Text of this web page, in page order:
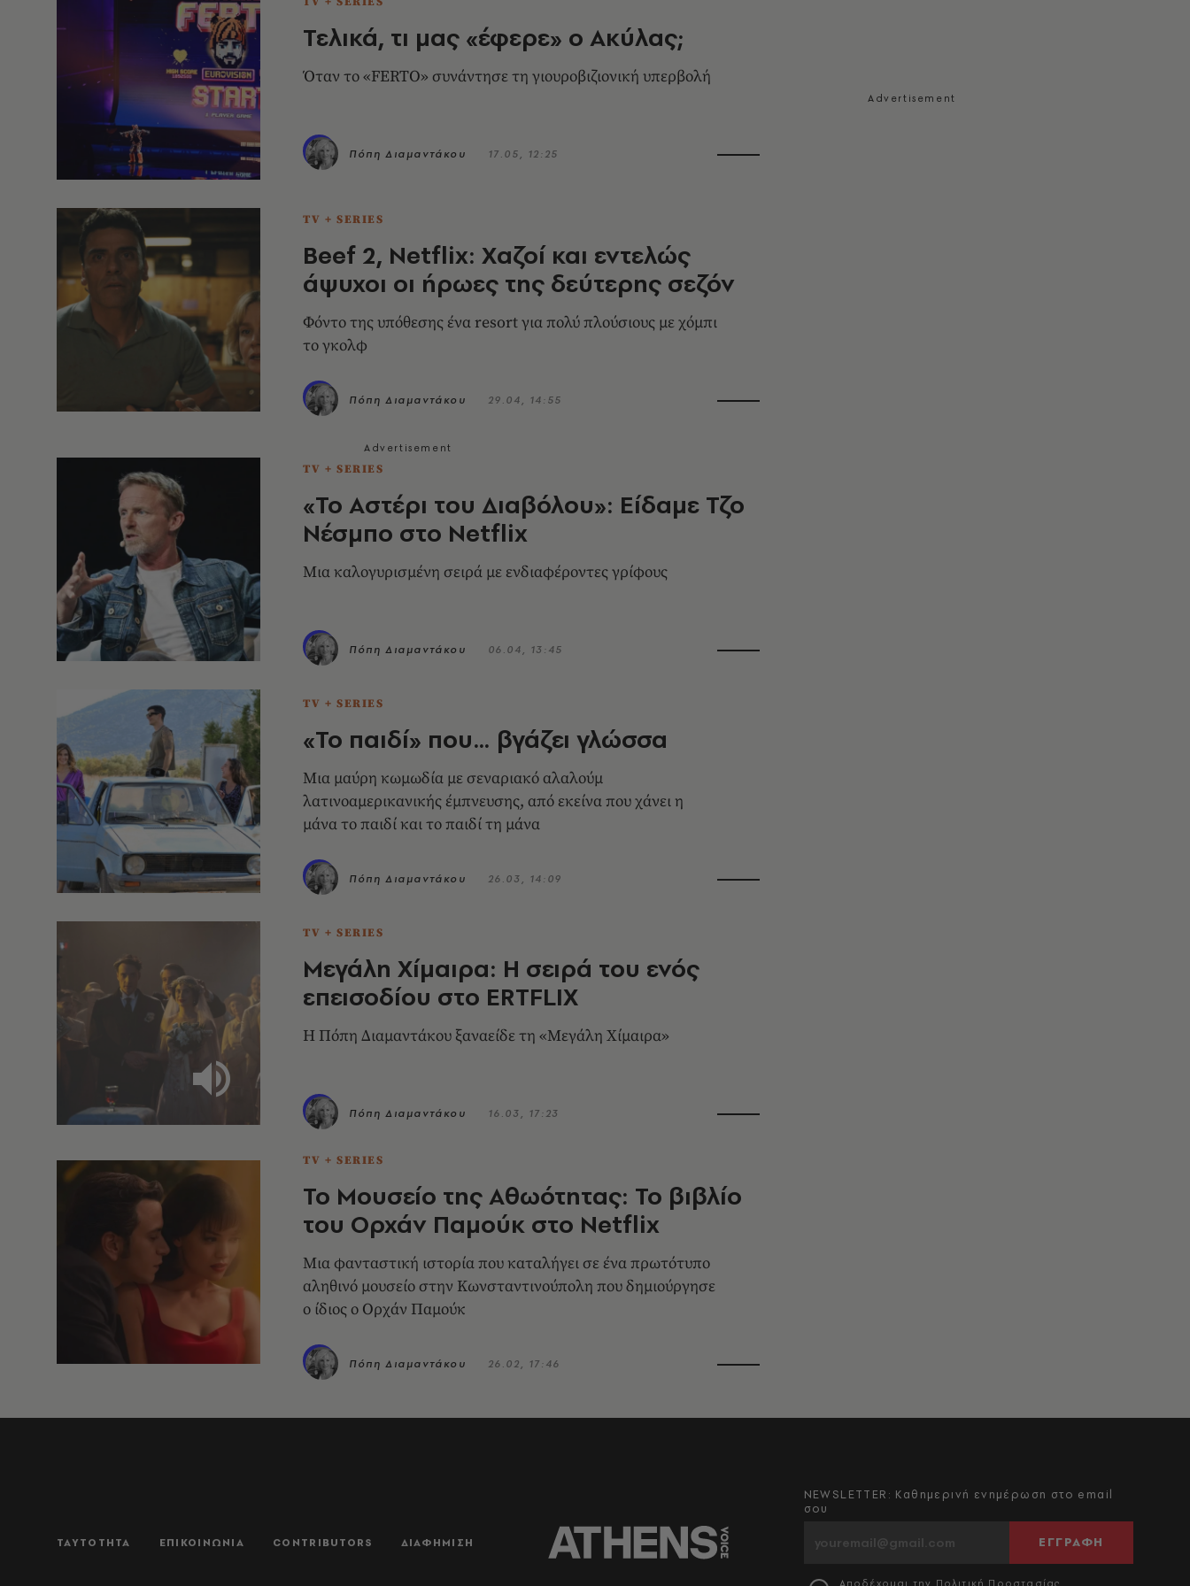
Τελικά, τι μας «έφερε» ο Ακύλας;
Όταν το «FERTO» συνάντησε τη γιουροβιζιονική υπερβολή
Πόπη Διαμαντάκου 17.05, 12:25
TV + SERIES
Beef 2, Netflix: Χαζοί και εντελώς
άψυχοι οι ήρωες της δεύτερης σεζόν
Φόντο της υπόθεσης ένα resort για πολύ πλούσιους με χόμπι
το γκολφ
Πόπη Διαμαντάκου 29.04, 14:55
TV + SERIES
«Το Αστέρι του Διαβόλου»: Είδαμε Τζο
Νέσμπο στο Netflix
Μια καλογυρισμένη σειρά με ενδιαφέροντες γρίφους
Πόπη Διαμαντάκου 06.04, 13:45
TV + SERIES
«Το παιδί» που… βγάζει γλώσσα
Μια μαύρη κωμωδία με σεναριακό αλαλούμ
λατινοαμερικανικής έμπνευσης, από εκείνα που χάνει η
μάνα το παιδί και το παιδί τη μάνα
Πόπη Διαμαντάκου 26.03, 14:09
TV + SERIES
Μεγάλη Χίμαιρα: Η σειρά του ενός
επεισοδίου στο ERTFLIX
Η Πόπη Διαμαντάκου ξαναείδε τη «Μεγάλη Χίμαιρα»
Πόπη Διαμαντάκου 16.03, 17:23
TV + SERIES
Το Μουσείο της Αθωότητας: Το βιβλίο
του Ορχάν Παμούκ στο Netflix
Μια φανταστική ιστορία που καταλήγει σε ένα πρωτότυπο
αληθινό μουσείο στην Κωνσταντινούπολη που δημιούργησε
ο ίδιος ο Ορχάν Παμούκ
Πόπη Διαμαντάκου 26.02, 17:46
ΤΑΥΤΟΤΗΤΑ ΕΠΙΚΟΙΝΩΝΙΑ CONTRIBUTORS ΔΙΑΦΗΜΙΣΗ
NEWSLETTER: Καθημερινή ενημέρωση στο email
σου
ΕΓΓΡΑΦΗ